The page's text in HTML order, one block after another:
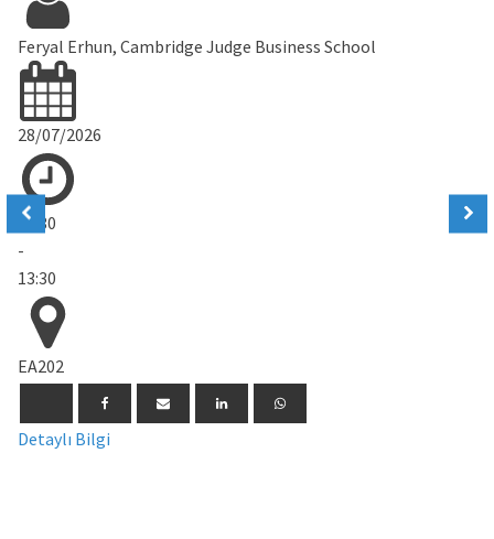
Feryal Erhun, Cambridge Judge Business School
28/07/2026
12:30
-
13:30
EA202
Detaylı Bilgi